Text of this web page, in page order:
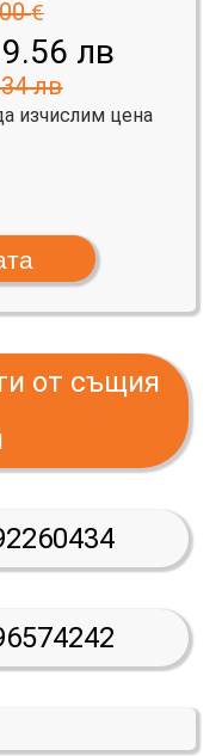
€
лв
лв
изчислим цена
от същия